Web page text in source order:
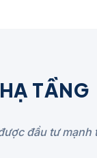
TẦNG
đầu tư mạnh